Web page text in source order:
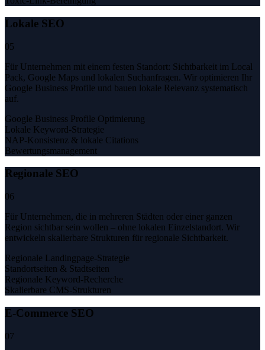
Lokale SEO
05
Für Unternehmen mit einem festen Standort: Sichtbarkeit im Local
Pack, Google Maps und lokalen Suchanfragen. Wir optimieren Ihr
Google Business Profile und bauen lokale Relevanz systematisch
auf.
Google Business Profile Optimierung
Lokale Keyword-Strategie
NAP-Konsistenz & lokale Citations
Bewertungsmanagement
Regionale SEO
06
Für Unternehmen, die in mehreren Städten oder einer ganzen
Region sichtbar sein wollen – ohne lokalen Einzelstandort. Wir
entwickeln skalierbare Strukturen für regionale Sichtbarkeit.
Regionale Landingpage-Strategie
Standortseiten & Stadtseiten
Regionale Keyword-Recherche
Skalierbare CMS-Strukturen
E-Commerce SEO
07